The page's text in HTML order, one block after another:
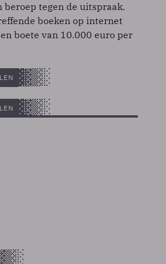
tegen de uitspraak.
boeken op internet
boete van 10.000 euro per